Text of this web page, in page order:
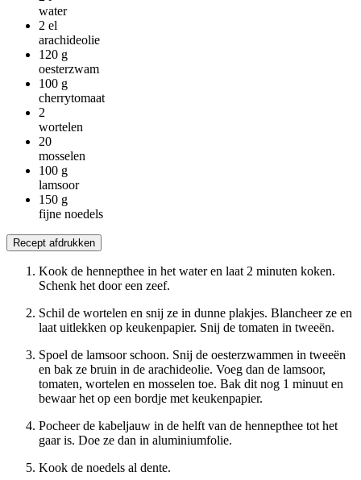
water
2 el
arachideolie
120 g
oesterzwam
100 g
cherrytomaat
2
wortelen
20
mosselen
100 g
lamsoor
150 g
fijne noedels
Recept afdrukken
Kook de hennepthee in het water en laat 2 minuten koken.
Schenk het door een zeef.
Schil de wortelen en snij ze in dunne plakjes. Blancheer ze en
laat uitlekken op keukenpapier. Snij de tomaten in tweeën.
Spoel de lamsoor schoon. Snij de oesterzwammen in tweeën
en bak ze bruin in de arachideolie. Voeg dan de lamsoor,
tomaten, wortelen en mosselen toe. Bak dit nog 1 minuut en
bewaar het op een bordje met keukenpapier.
Pocheer de kabeljauw in de helft van de hennepthee tot het
gaar is. Doe ze dan in aluminiumfolie.
Kook de noedels al dente.